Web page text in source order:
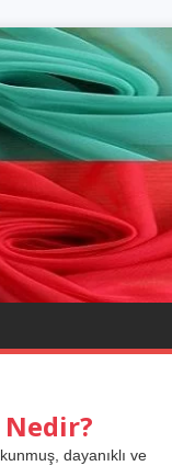
dayanıklı ve